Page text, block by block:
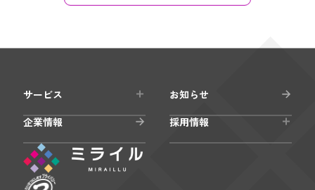
サービス
お知らせ
企業情報
採用情報